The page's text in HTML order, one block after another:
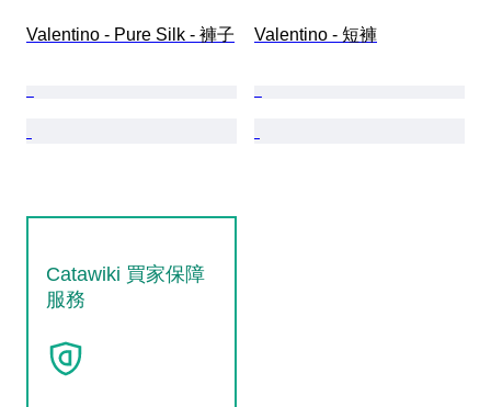
Valentino - Pure Silk - 褲子 Valentino - 短褲
Catawiki 買家保障
服務